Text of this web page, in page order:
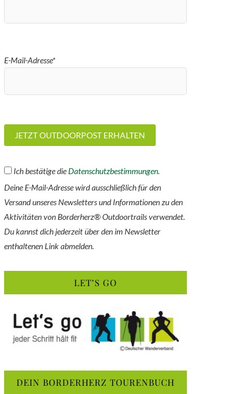
E-Mail-Adresse*
Ich bestätige dieDatenschutzbestimmungen.
Deine E-Mail-Adresse wird ausschließlich für den
Versand unseres Newsletters und Informationen zu den
Aktivitäten von Borderherz® Outdoortrails verwendet.
Du kannst dich jederzeit über den im Newsletter
enthaltenen Link abmelden.
LET’S GO
DEIN BORDERHERZ TOURENBUCH